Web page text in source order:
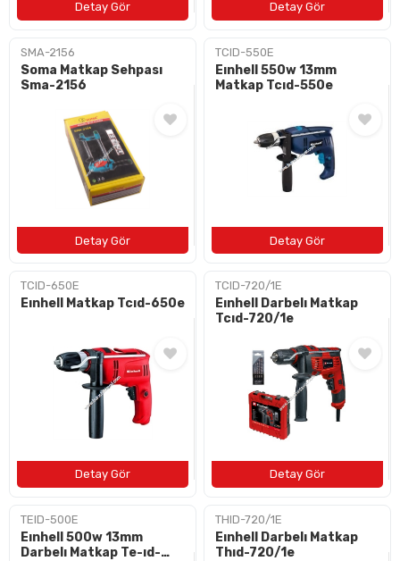
SMA-2156
Soma Matkap Sehpası
Sma-2156
TCID-550E
Eınhell 550w 13mm
Matkap Tcıd-550e
TCID-650E
Eınhell Matkap Tcıd-650e
TCID-720/1E
Eınhell Darbelı Matkap
Tcıd-720/1e
TEID-500E
Eınhell 500w 13mm
Darbelı Matkap Te-ıd-
THID-720/1E
Eınhell Darbelı Matkap
Thıd-720/1e